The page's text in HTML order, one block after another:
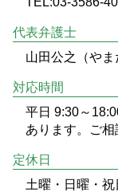
代表弁護士
山田公之（や
対応時間
平日 9:30～
あります。ご
定休日
土曜・日曜・